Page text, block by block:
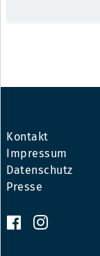
Kontakt
Impressum
Datenschutz
Presse